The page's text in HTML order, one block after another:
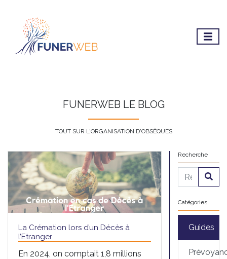
FUNERWEB LE BLOG
TOUT SUR L'ORGANISATION D'OBSÈQUES
La Crémation lors d’un Décès à
l’Etranger
En 2024, on comptait 1,8 millions
Recherche
Catégories
Guides